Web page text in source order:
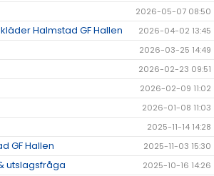
2026-05-07 08:50
Halmstad GF Hallen 2026-04-02 13:45
2026-03-25 14:49
2026-02-23 09:51
2026-02-09 11:02
2026-01-08 11:03
2025-11-14 14:28
GF Hallen 2025-11-03 15:30
utslagsfråga 2025-10-16 14:26